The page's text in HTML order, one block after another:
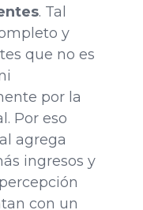
. Tal
y
que no es
por la
Por eso
agrega
ingresos y
con un